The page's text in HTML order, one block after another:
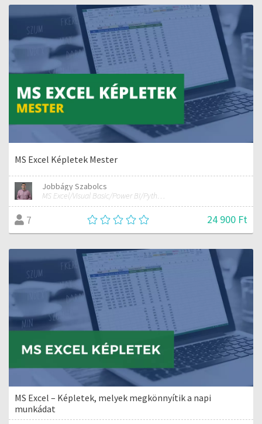
MS Excel Képletek Mester
Jobbágy Szabolcs
MS Excel/Visual Basic/Power BI/Python adatelemzési szakértő
7 24 900 Ft
MS Excel – Képletek, melyek megkönnyítik a napi
munkádat